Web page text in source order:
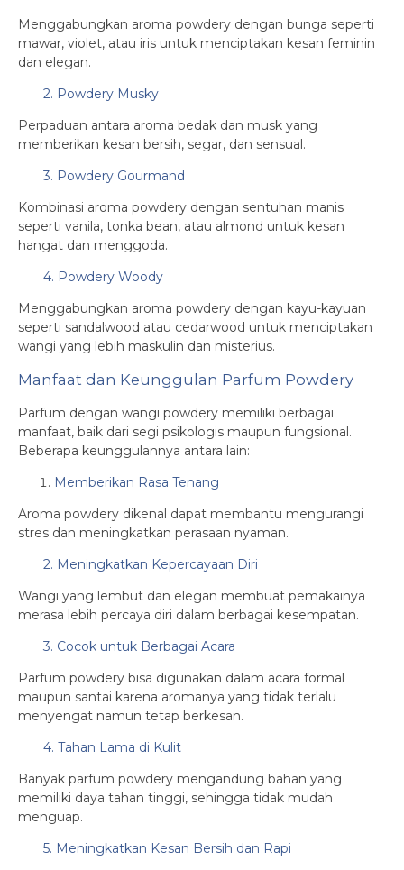
Menggabungkan aroma powdery dengan bunga seperti
mawar, violet, atau iris untuk menciptakan kesan feminin
dan elegan.
2. Powdery Musky
Perpaduan antara aroma bedak dan musk yang
memberikan kesan bersih, segar, dan sensual.
3. Powdery Gourmand
Kombinasi aroma powdery dengan sentuhan manis
seperti vanila, tonka bean, atau almond untuk kesan
hangat dan menggoda.
4. Powdery Woody
Menggabungkan aroma powdery dengan kayu-kayuan
seperti sandalwood atau cedarwood untuk menciptakan
wangi yang lebih maskulin dan misterius.
Manfaat dan Keunggulan Parfum Powdery
Parfum dengan wangi powdery memiliki berbagai
manfaat, baik dari segi psikologis maupun fungsional.
Beberapa keunggulannya antara lain:
Memberikan Rasa Tenang
Aroma powdery dikenal dapat membantu mengurangi
stres dan meningkatkan perasaan nyaman.
2. Meningkatkan Kepercayaan Diri
Wangi yang lembut dan elegan membuat pemakainya
merasa lebih percaya diri dalam berbagai kesempatan.
3. Cocok untuk Berbagai Acara
Parfum powdery bisa digunakan dalam acara formal
maupun santai karena aromanya yang tidak terlalu
menyengat namun tetap berkesan.
4. Tahan Lama di Kulit
Banyak parfum powdery mengandung bahan yang
memiliki daya tahan tinggi, sehingga tidak mudah
menguap.
5. Meningkatkan Kesan Bersih dan Rapi